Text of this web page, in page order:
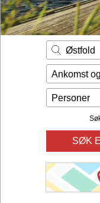
Eier login
Østfold
Ankomst
Personer
SØK